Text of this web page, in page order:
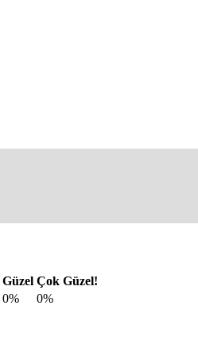
Güzel Çok Güzel!
0% 0%